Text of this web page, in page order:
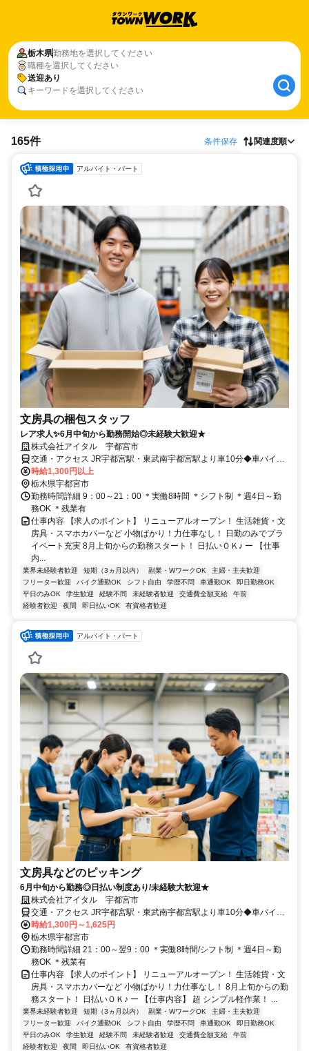
栃木県勤務地を選択してください
職種を選択してください
送迎あり
キーワードを選択してください
165件 条件保存 関連度順
アルバイト・パート
文房具の梱包スタッフ
レア求人✨6月中旬から勤務開始◎未経験大歓迎★
株式会社アイタル 宇都宮市
交通・アクセス JR宇都宮駅・東武南宇都宮駅より車10分◆車バイク
通勤可/ガソリン代支給◆交通費全額支給
時給1,300円以上
栃木県宇都宮市
勤務時間詳細 9：00～21：00 ＊実働8時間 ＊シフト制 ＊週4日～勤
務OK ＊残業有
仕事内容 【求人のポイント】 リニューアルオープン！ 生活雑貨・文
房具・スマホカバーなど 小物ばかり！力仕事なし！ 日勤のみでプラ
イベート充実 8月上旬からの勤務スタート！ 日払いＯＫ♪ ー 【仕事
内...
業界未経験者歓迎 短期（3ヵ月以内） 副業・WワークOK
主婦・主夫歓迎
フリーター歓迎
バイク通勤OK シフト自由 学歴不問 車通勤OK
即日勤務OK
平日のみOK
学生歓迎 経験不問 未経験者歓迎 交通費全額支給
午前
経験者歓迎
夜間 即日払いOK 有資格者歓迎
アルバイト・パート
文房具などのピッキング
6月中旬から勤務◎日払い制度あり/未経験大歓迎★
株式会社アイタル 宇都宮市
交通・アクセス JR宇都宮駅・東武南宇都宮駅より車10分◆車バイク
通勤可/ガソリン代支給◆交通費全額支給
時給1,300円～1,625円
栃木県宇都宮市
勤務時間詳細 21：00～翌9：00 ＊実働8時間/シフト制 ＊週4日～勤
務OK ＊残業有
仕事内容 【求人のポイント】 リニューアルオープン！ 生活雑貨・文
房具・スマホカバーなど 小物ばかり！力仕事なし！ 8月上旬からの勤
務スタート！ 日払いＯＫ♪ ー 【仕事内容】 超 シンプル軽作業！ ...
業界未経験者歓迎 短期（3ヵ月以内） 副業・WワークOK
主婦・主夫歓迎
フリーター歓迎
バイク通勤OK シフト自由 学歴不問 車通勤OK
即日勤務OK
平日のみOK
学生歓迎 経験不問 未経験者歓迎 交通費全額支給
午前
経験者歓迎
夜間 即日払いOK 有資格者歓迎